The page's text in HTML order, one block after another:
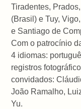
Tiradentes,
(Brasil) e Tuy,
e Santiago de
Com o patrocínio
4 idiomas:
registros
convidados:
João Ramalho,
Yu.